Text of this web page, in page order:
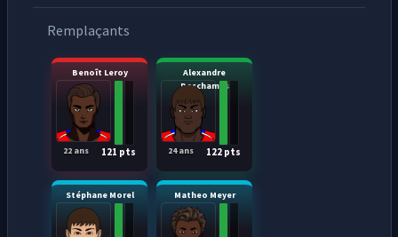
Remplaçants
Benoît Leroy
121 pts
22 ans
Alexandre
Deschamps
122 pts
24 ans
Stéphane Morel Matheo Meyer